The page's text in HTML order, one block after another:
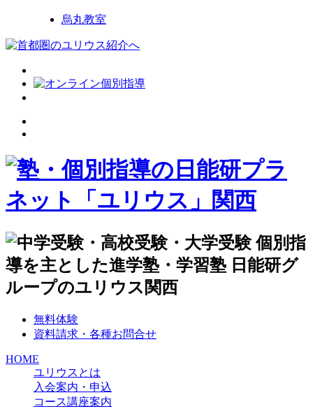
烏丸教室
無料体験
資料請求・各種お問合せ
HOME
ユリウスとは
入会案内・申込
コース講座案内